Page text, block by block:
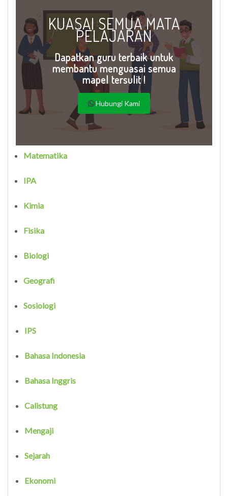
KUASAI SEMUA MATA
PELAJARAN
Dapatkan guru terbaik untuk
membantu menguasai semua
mapel tersulit !
Hubungi Kami
Matematika
IPA
Kimia
Fisika
Biologi
Geografi
Sosiologi
IPS
Bahasa Indonesia
Bahasa Inggris
Calistung
Mengaji
Sejarah
Ekonomi